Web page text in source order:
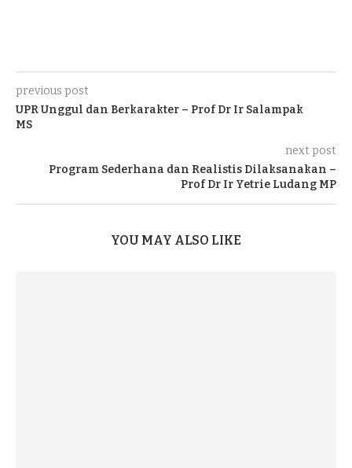
previous post
UPR Unggul dan Berkarakter – Prof Dr Ir Salampak
MS
next post
Program Sederhana dan Realistis Dilaksanakan –
Prof Dr Ir Yetrie Ludang MP
YOU MAY ALSO LIKE